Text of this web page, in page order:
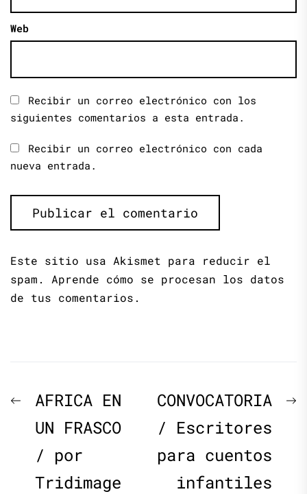
Web
Recibir un correo electrónico con los
siguientes comentarios a esta entrada.
Recibir un correo electrónico con cada
nueva entrada.
Este sitio usa Akismet para reducir el
spam. Aprende cómo se procesan los datos
de tus comentarios.
Navegación
de
entradas
Previous
post:
AFRICA EN
UN FRASCO
/ por
Tridimage
CONVOCATORIA
/ Escritores
para cuentos
infantiles